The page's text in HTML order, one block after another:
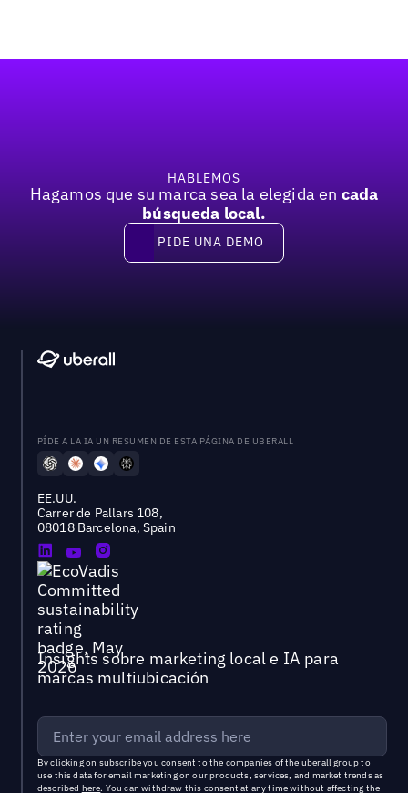
HABLEMOS
Hagamos que su marca sea la elegida en cada
búsqueda local.
Pide una demo
PIDE UNA DEMO
PÍDE A LA IA UN RESUMEN DE ESTA PÁGINA DE UBERALL
EE.UU.
Carrer de Pallars 108,
08018 Barcelona, Spain
Insights sobre marketing local e IA para
marcas multiubicación
By clicking on subscribe you consent to the companies of the uberall groupto
use this data for email marketing on our products, services, and market trends as
described here. You can withdraw this consent at any time without affecting the